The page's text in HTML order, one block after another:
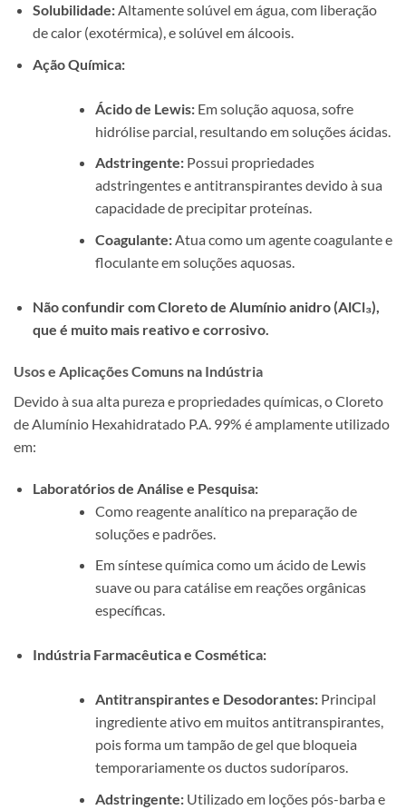
Solubilidade:Altamente solúvel em água, com liberação
de calor (exotérmica), e solúvel em álcoois.
Ação Química:
Ácido de Lewis:Em solução aquosa, sofre
hidrólise parcial, resultando em soluções ácidas.
Adstringente:Possui propriedades
adstringentes e antitranspirantes devido à sua
capacidade de precipitar proteínas.
Coagulante:Atua como um agente coagulante e
floculante em soluções aquosas.
Não confundir com Cloreto de Alumínio anidro (AlCl₃),
que é muito mais reativo e corrosivo.
Usos e Aplicações Comuns na Indústria
Devido à sua alta pureza e propriedades químicas, o Cloreto
de Alumínio Hexahidratado P.A. 99% é amplamente utilizado
em:
Laboratórios de Análise e Pesquisa:
Como reagente analítico na preparação de
soluções e padrões.
Em síntese química como um ácido de Lewis
suave ou para catálise em reações orgânicas
específicas.
Indústria Farmacêutica e Cosmética:
Antitranspirantes e Desodorantes:Principal
ingrediente ativo em muitos antitranspirantes,
pois forma um tampão de gel que bloqueia
temporariamente os ductos sudoríparos.
Adstringente:Utilizado em loções pós-barba e